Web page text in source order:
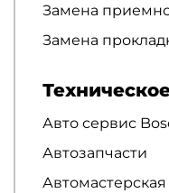
Замена
Замена
Авто сервис
Автозапчасти